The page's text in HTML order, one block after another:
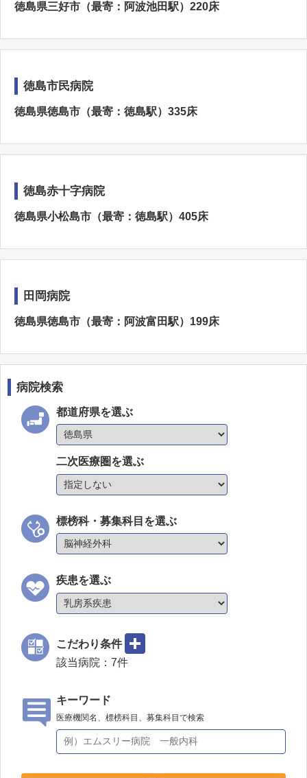
徳島県三好市（最寄：阿波池田駅）220床
徳島市民病院
徳島県徳島市（最寄：徳島駅）335床
徳島赤十字病院
徳島県小松島市（最寄：徳島駅）405床
田岡病院
徳島県徳島市（最寄：阿波富田駅）199床
病院検索
都道府県を選ぶ
二次医療圏を選ぶ
標榜科・募集科目を選ぶ
疾患を選ぶ
こだわり条件
該当病院： 7件
キーワード
医療機関名、標榜科目、募集科目で検索